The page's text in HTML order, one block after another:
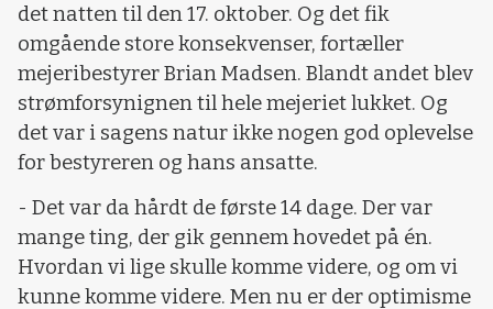
det natten til den 17. oktober. Og det fik
omgående store konsekvenser, fortæller
mejeribestyrer Brian Madsen. Blandt andet blev
strømforsynignen til hele mejeriet lukket. Og
det var i sagens natur ikke nogen god oplevelse
for bestyreren og hans ansatte.
- Det var da hårdt de første 14 dage. Der var
mange ting, der gik gennem hovedet på én.
Hvordan vi lige skulle komme videre, og om vi
kunne komme videre. Men nu er der optimisme